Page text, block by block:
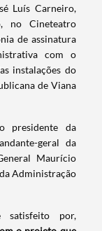
Luís Carneiro,
no Cineteatro
de assinatura
com o
instalações do
de Viana
presidente da
geral da
Maurício
Administração
satisfeito por,